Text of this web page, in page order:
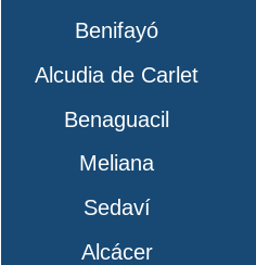
Benifayó
Alcudia de Carlet
Benaguacil
Meliana
Sedaví
Alcácer